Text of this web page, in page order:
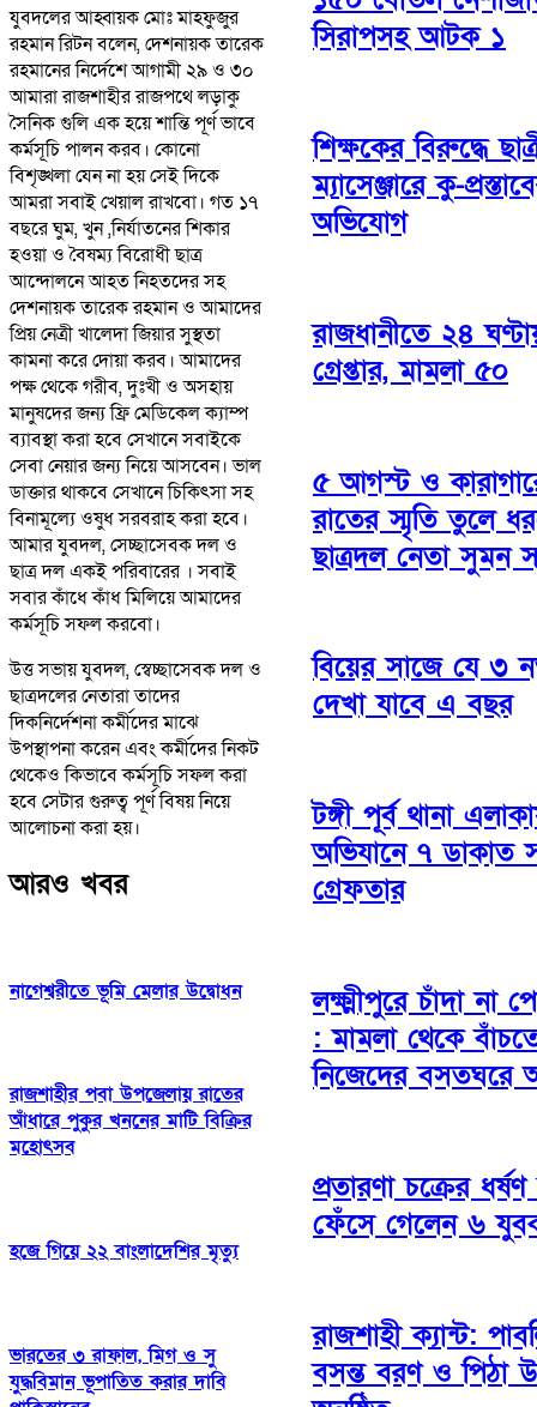
যুবদলের আহ্বায়ক মোঃ মাহফুজুর
রহমান রিটন বলেন, দেশনায়ক তারেক
রহমানের নির্দেশে আগামী ২৯ ও ৩০
আমারা রাজশাহীর রাজপথে লড়াকু
সৈনিক গুলি এক হয়ে শান্তি পূর্ণ ভাবে
কর্মসূচি পালন করব। কোনো
বিশৃঙ্খলা যেন না হয় সেই দিকে
আমরা সবাই খেয়াল রাখবো। গত ১৭
বছরে ঘুম, খুন ,নির্যাতনের শিকার
হওয়া ও বৈষম্য বিরোধী ছাত্র
আন্দোলনে আহত নিহতদের সহ
দেশনায়ক তারেক রহমান ও আমাদের
প্রিয় নেত্রী খালেদা জিয়ার সুস্থতা
কামনা করে দোয়া করব। আমাদের
পক্ষ থেকে গরীব, দুঃখী ও অসহায়
মানুষদের জন্য ফ্রি মেডিকেল ক্যাম্প
ব্যাবস্থা করা হবে সেখানে সবাইকে
সেবা নেয়ার জন্য নিয়ে আসবেন। ভাল
ডাক্তার থাকবে সেখানে চিকিৎসা সহ
বিনামূল্যে ওষুধ সরবরাহ করা হবে।
আমার যুবদল, সেচ্ছাসেবক দল ও
ছাত্র দল একই পরিবারের । সবাই
সবার কাঁধে কাঁধ মিলিয়ে আমাদের
কর্মসূচি সফল করবো।
উত্ত সভায় যুবদল, স্বেচ্ছাসেবক দল ও
ছাত্রদলের নেতারা তাদের
দিকনির্দেশনা কর্মীদের মাঝে
উপস্থাপনা করেন এবং কর্মীদের নিকট
থেকেও কিভাবে কর্মসূচি সফল করা
হবে সেটার গুরুত্ব পূর্ণ বিষয় নিয়ে
আলোচনা করা হয়।
আরও খবর
নাগেশ্বরীতে ভূমি মেলার উদ্বোধন
রাজশাহীর পবা উপজেলায় রাতের
আঁধারে পুকুর খননের মাটি বিক্রির
মহোৎসব
হজে গিয়ে ২২ বাংলাদেশির মৃত্যু
ভারতের ৩ রাফাল, মিগ ও সু
যুদ্ধবিমান ভূপাতিত করার দাবি
সিরাপসহ আটক ১
শিক্ষকের বিরুদ্ধে
ম্যাসেঞ্জারে কু-
অভিযোগ
রাজধানীতে ২৪
গ্রেপ্তার, মামলা ৫০
৫ আগস্ট ও
রাতের স্মৃতি তুলে
ছাত্রদল নেতা সুমন
বিয়ের সাজে যে ৩
দেখা যাবে এ বছর
টঙ্গী পূর্ব থানা
অভিযানে ৭ ডাকাত
গ্রেফতার
লক্ষ্মীপুরে চাঁদা না
: মামলা থেকে
নিজেদের
প্রতারণা চক্রের
ফেঁসে গেলেন ৬
রাজশাহী ক্যান্ট:
বসন্ত বরণ ও পিঠা